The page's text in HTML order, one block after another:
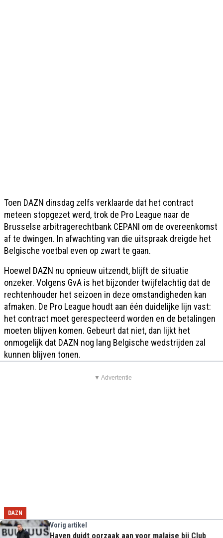
Toen DAZN dinsdag zelfs verklaarde dat het contract
meteen stopgezet werd, trok de Pro League naar de
Brusselse arbitragerechtbank CEPANI om de overeenkomst
af te dwingen. In afwachting van die uitspraak dreigde het
Belgische voetbal even op zwart te gaan.
Hoewel DAZN nu opnieuw uitzendt, blijft de situatie
onzeker. Volgens GvA is het bijzonder twijfelachtig dat de
rechtenhouder het seizoen in deze omstandigheden kan
afmaken. De Pro League houdt aan één duidelijke lijn vast:
het contract moet gerespecteerd worden en de betalingen
moeten blijven komen. Gebeurt dat niet, dan lijkt het
onmogelijk dat DAZN nog lang Belgische wedstrijden zal
kunnen blijven tonen.
▼ Advertentie
DAZN
Vorig artikel
Hayen duidt oorzaak aan voor malaise bij Club